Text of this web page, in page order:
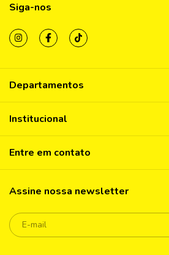
Siga-nos
Departamentos
Institucional
Entre em contato
Assine nossa newsletter